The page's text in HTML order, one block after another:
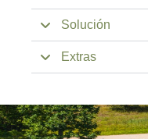
Solución
Extras